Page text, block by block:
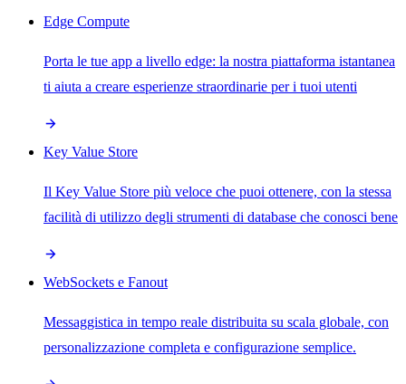
Edge Compute
Porta le tue app a livello edge: la nostra piattaforma istantanea
ti aiuta a creare esperienze straordinarie per i tuoi utenti
Key Value Store
Il Key Value Store più veloce che puoi ottenere, con la stessa
facilità di utilizzo degli strumenti di database che conosci bene
WebSockets e Fanout
Messaggistica in tempo reale distribuita su scala globale, con
personalizzazione completa e configurazione semplice.